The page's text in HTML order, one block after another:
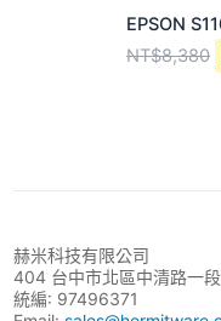
EPSON
NT$8,380
8
赫米科技有限公司
404 台中市北區中清路一
統編: 97496371